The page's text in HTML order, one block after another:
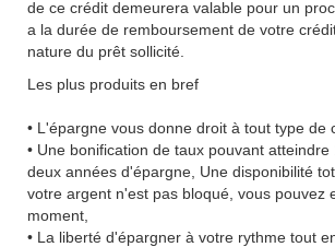
de ce crédit demeurera valable pour un
a la durée de remboursement de votre
nature du prêt sollicité.
Les plus produits en bref
• L'épargne vous donne droit à tout type de
• Une bonification de taux pouvant atteindre
deux années d'épargne, Une disponibilité
votre argent n'est pas bloqué, vous pouvez
moment,
• La liberté d'épargner à votre rythme tout